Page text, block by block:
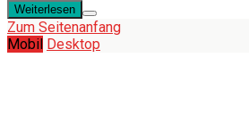
Weiterlesen
Zum Seitenanfang
Mobil Desktop